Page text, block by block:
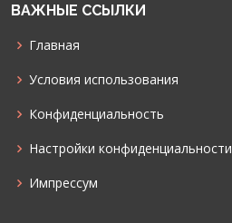
ВАЖНЫЕ ССЫЛКИ
Главная
Условия использования
Конфиденциальность
Настройки конфиденциальности
Импрессум